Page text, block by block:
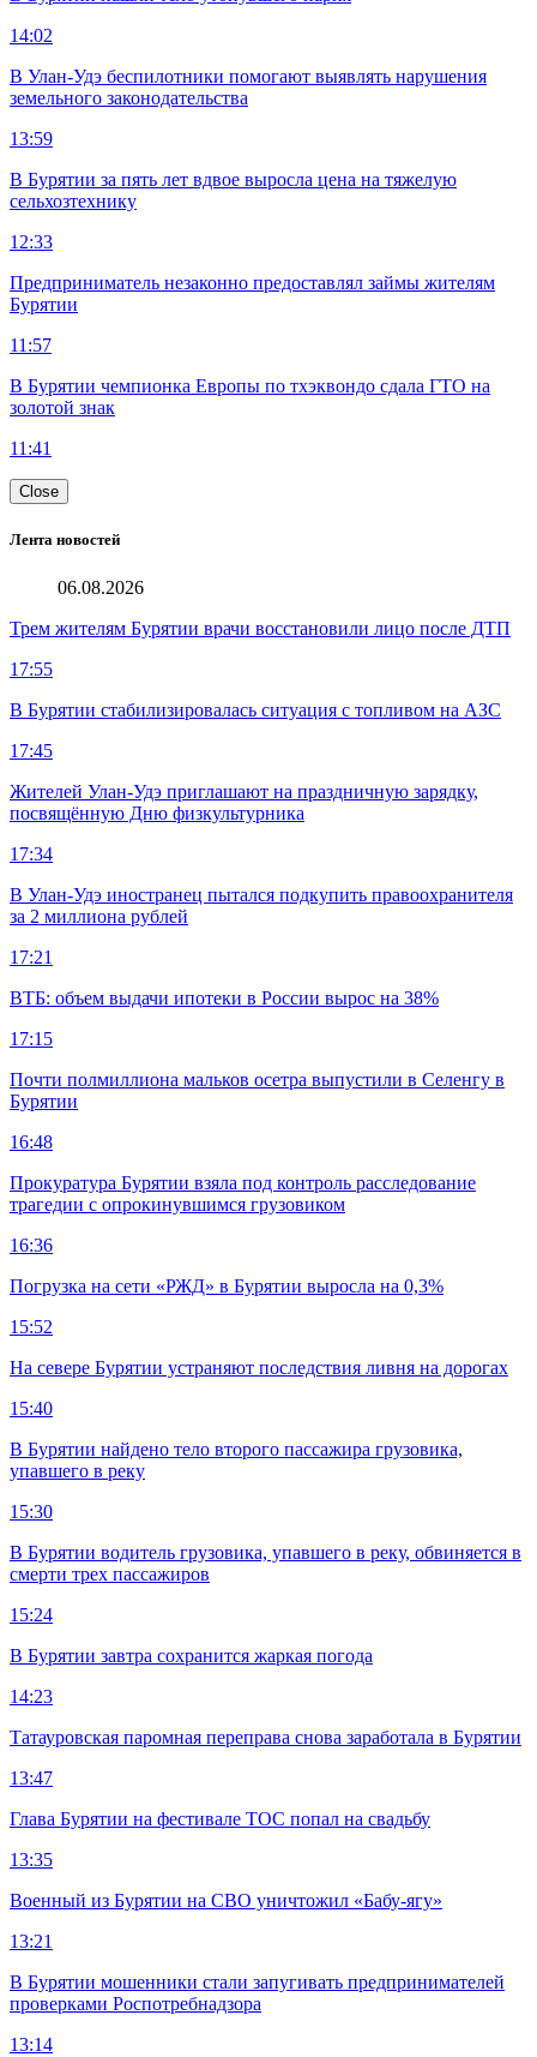
14:02
В Улан-Удэ беспилотники помогают выявлять нарушения
земельного законодательства
13:59
В Бурятии за пять лет вдвое выросла цена на тяжелую
сельхозтехнику
12:33
Предприниматель незаконно предоставлял займы жителям
Бурятии
11:57
В Бурятии чемпионка Европы по тхэквондо сдала ГТО на
золотой знак
11:41
Close
Лента новостей
06.08.2026
Трем жителям Бурятии врачи восстановили лицо после ДТП
17:55
В Бурятии стабилизировалась ситуация с топливом на АЗС
17:45
Жителей Улан-Удэ приглашают на праздничную зарядку,
посвящённую Дню физкультурника
17:34
В Улан-Удэ иностранец пытался подкупить правоохранителя
за 2 миллиона рублей
17:21
ВТБ: объем выдачи ипотеки в России вырос на 38%
17:15
Почти полмиллиона мальков осетра выпустили в Селенгу в
Бурятии
16:48
Прокуратура Бурятии взяла под контроль расследование
трагедии с опрокинувшимся грузовиком
16:36
Погрузка на сети «РЖД» в Бурятии выросла на 0,3%
15:52
На севере Бурятии устраняют последствия ливня на дорогах
15:40
В Бурятии найдено тело второго пассажира грузовика,
упавшего в реку
15:30
В Бурятии водитель грузовика, упавшего в реку, обвиняется в
смерти трех пассажиров
15:24
В Бурятии завтра сохранится жаркая погода
14:23
Татауровская паромная переправа снова заработала в Бурятии
13:47
Глава Бурятии на фестивале ТОС попал на свадьбу
13:35
Военный из Бурятии на СВО уничтожил «Бабу-ягу»
13:21
В Бурятии мошенники стали запугивать предпринимателей
проверками Роспотребнадзора
13:14